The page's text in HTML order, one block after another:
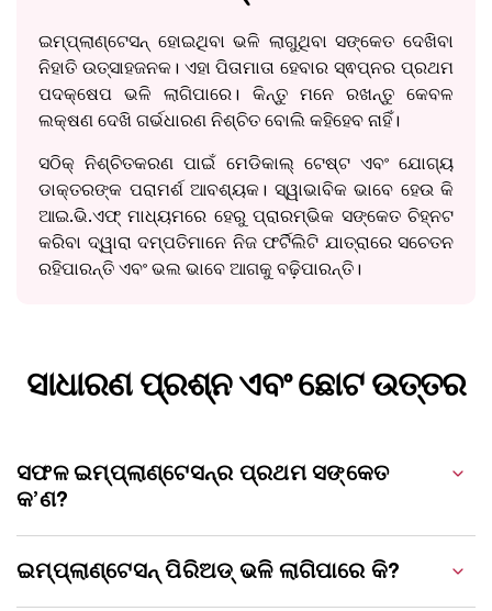
ଇମ୍ପ୍ଲାଣ୍ଟେସନ୍ ହୋଇଥିବା ଭଳି ଲାଗୁଥିବା ସଙ୍କେତ ଦେଖିବା
ନିହାତି ଉତ୍ସାହଜନକ। ଏହା ପିତାମାତା ହେବାର ସ୍ଵପ୍ନର ପ୍ରଥମ
ପଦକ୍ଷେପ ଭଳି ଲାଗିପାରେ। କିନ୍ତୁ ମନେ ରଖନ୍ତୁ କେବଳ
ଲକ୍ଷଣ ଦେଖି ଗର୍ଭଧାରଣ ନିଶ୍ଚିତ ବୋଲି କହିହେବ ନାହିଁ।
ସଠିକ୍ ନିଶ୍ଚିତକରଣ ପାଇଁ ମେଡିକାଲ୍ ଟେଷ୍ଟ ଏବଂ ଯୋଗ୍ୟ
ଡାକ୍ତରଙ୍କ ପରାମର୍ଶ ଆବଶ୍ୟକ। ସ୍ୱାଭାବିକ ଭାବେ ହେଉ କି
ଆଇ.ଭି.ଏଫ୍ ମାଧ୍ୟମରେ ହେରୁ ପ୍ରାରମ୍ଭିକ ସଙ୍କେତ ଚିହ୍ନଟ
କରିବା ଦ୍ୱାରା ଦମ୍ପତିମାନେ ନିଜ ଫର୍ଟିଲିଟି ଯାତ୍ରାରେ ସଚେତନ
ରହିପାରନ୍ତି ଏବଂ ଭଲ ଭାବେ ଆଗକୁ ବଢ଼ିପାରନ୍ତି।
ସାଧାରଣ ପ୍ରଶ୍ନ ଏବଂ ଛୋଟ ଉତ୍ତର
ସଫଳ ଇମ୍ପ୍ଲାଣ୍ଟେସନ୍‌ର ପ୍ରଥମ ସଙ୍କେତ
କ’ଣ?
ଇମ୍ପ୍ଲାଣ୍ଟେସନ୍ ପିରିଅଡ୍ ଭଳି ଲାଗିପାରେ କି?